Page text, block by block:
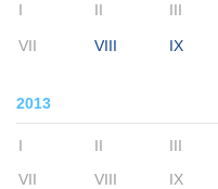
I II III
VII VIII IX
2013
I II III
VII
VIII IX